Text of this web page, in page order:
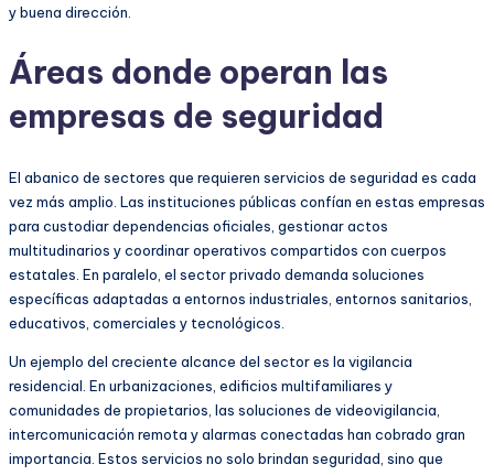
y buena dirección.
Áreas donde operan las
empresas de seguridad
El abanico de sectores que requieren servicios de seguridad es cada
vez más amplio. Las instituciones públicas confían en estas empresas
para custodiar dependencias oficiales, gestionar actos
multitudinarios y coordinar operativos compartidos con cuerpos
estatales. En paralelo, el sector privado demanda soluciones
específicas adaptadas a entornos industriales, entornos sanitarios,
educativos, comerciales y tecnológicos.
Un ejemplo del creciente alcance del sector es la vigilancia
residencial. En urbanizaciones, edificios multifamiliares y
comunidades de propietarios, las soluciones de videovigilancia,
intercomunicación remota y alarmas conectadas han cobrado gran
importancia. Estos servicios no solo brindan seguridad, sino que